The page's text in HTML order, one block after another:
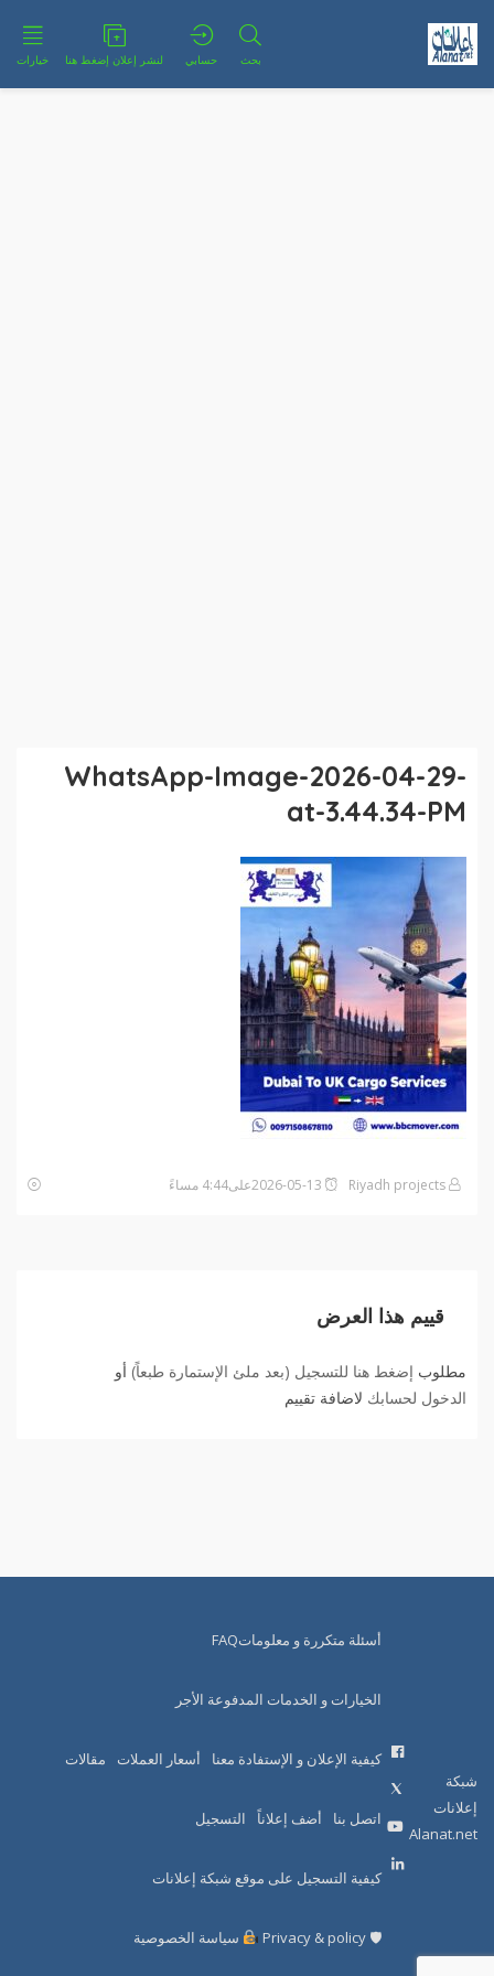
بحث حسابي لنشر إعلان إضغط هنا خيارات
WhatsApp-Image-2026-04-29-
at-3.44.34-PM
قييم هذا العرض
مطلوب إضغط هنا للتسجيل (بعد ملئ الإستمارة طبعاً) أو
الدخول لحسابك لاضافة تقييم
شبكة
إعلانات
Alanat.net
أسئلة متكررة و معلوماتFAQ
الخيارات و الخدمات المدفوعة الأجر
كيفية الإعلان و الإستفادة معنا أسعار العملات مقالات
اتصل بنا أضف إعلاناً التسجيل
كيفية التسجيل على موقع شبكة إعلانات
🛡 Privacy & policy سياسة الخصوصية